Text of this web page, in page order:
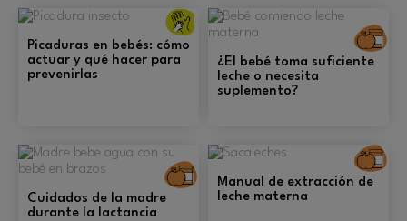
Cuidados
generales y
prevención.
Picaduras en bebés: cómo
actuar y qué hacer para
prevenirlas
¿El bebé toma suficiente
leche o necesita
suplemento?
Alimentación
Cuidados de la madre
durante la lactancia
Manual de extracción de
leche materna